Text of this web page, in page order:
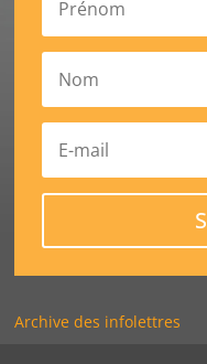
Archive des infolettres